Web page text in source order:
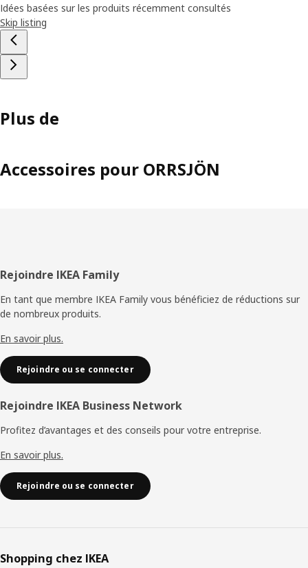
Idées basées sur les produits récemment consultés
Skip listing
Plus de
Accessoires pour ORRSJÖN
Pied
de
page
Rejoindre IKEA Family
En tant que membre IKEA Family vous bénéficiez de réductions sur
de nombreux produits.
En savoir plus.
Rejoindre ou se connecter
Rejoindre IKEA Business Network
Profitez d’avantages et des conseils pour votre entreprise.
En savoir plus.
Rejoindre ou se connecter
Shopping chez IKEA